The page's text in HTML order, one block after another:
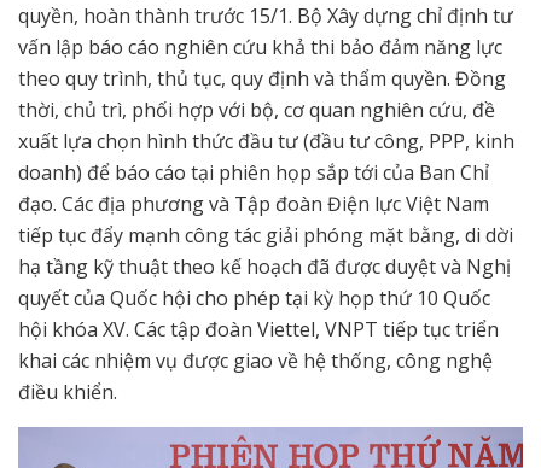
quyền, hoàn thành trước 15/1. Bộ Xây dựng chỉ định tư
vấn lập báo cáo nghiên cứu khả thi bảo đảm năng lực
theo quy trình, thủ tục, quy định và thẩm quyền. Đồng
thời, chủ trì, phối hợp với bộ, cơ quan nghiên cứu, đề
xuất lựa chọn hình thức đầu tư (đầu tư công, PPP, kinh
doanh) để báo cáo tại phiên họp sắp tới của Ban Chỉ
đạo. Các địa phương và Tập đoàn Điện lực Việt Nam
tiếp tục đẩy mạnh công tác giải phóng mặt bằng, di dời
hạ tầng kỹ thuật theo kế hoạch đã được duyệt và Nghị
quyết của Quốc hội cho phép tại kỳ họp thứ 10 Quốc
hội khóa XV. Các tập đoàn Viettel, VNPT tiếp tục triển
khai các nhiệm vụ được giao về hệ thống, công nghệ
điều khiển.